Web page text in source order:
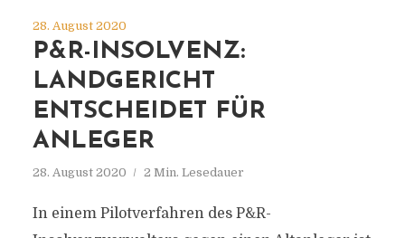
28. August 2020
P&R-INSOLVENZ:
LANDGERICHT
ENTSCHEIDET FÜR
ANLEGER
28. August 2020 2 Min. Lesedauer
In einem Pilotverfahren des P&R-